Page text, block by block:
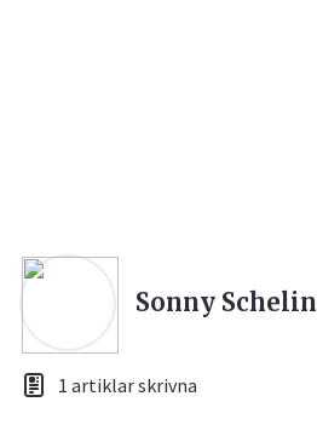
Sonny Schelin
1 artiklar skrivna